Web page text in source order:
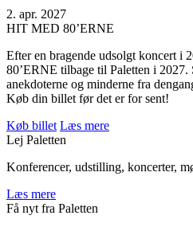
2. apr. 2027
HIT MED 80’ERNE
Efter en bragende udsolgt koncert i
80’ERNE tilbage til Paletten i 2027.
anekdoterne og minderne fra
Køb din billet før det er for sent!
Køb billet Læs mere
Lej Paletten
Konferencer, udstilling, koncerter,
Læs mere
Få nyt fra Paletten